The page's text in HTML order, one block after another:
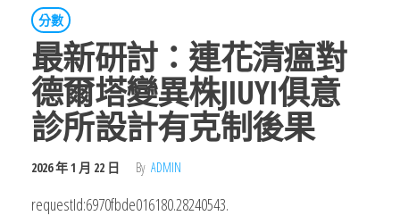
分數
最新研討：連花清瘟對
德爾塔變異株JIUYI俱意
診所設計有克制後果
2026 年 1 月 22 日 By ADMIN
requestId:6970fbde016180.28240543.